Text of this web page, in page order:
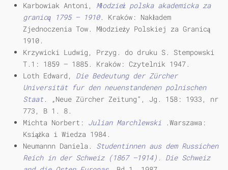
Karbowiak Antoni, Młodzież polska akademicka za
granicą 1795 — 1910. Kraków: Nakładem
Zjednoczenia Tow. Młodzieży Polskiej za Granicą
1910.
Krzywicki Ludwig, Przyg. do druku S. Stempowski
T.1: 1859 — 1885. Kraków: Czytelnik 1947.
Loth Edward, Die Bedeutung der Zürcher
Universität fur den neuenstandenen polnischen
Staat. „Neue Zürcher Zeitung”, Jg. 158: 1933, nr
773, B 1. 8.
Michta Norbert: Julian Marchlewski .Warszawa:
Książka i Wiedza 1984.
Neumannn Daniela. Studentinnen aus dem Russichen
Reich in der Schweiz (1867 —1914). Die Schweiz